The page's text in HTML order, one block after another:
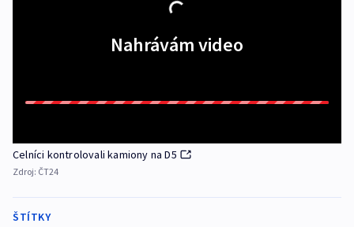
Nahrávám video
Celníci kontrolovali kamiony na D5
Zdroj: ČT24
ŠTÍTKY